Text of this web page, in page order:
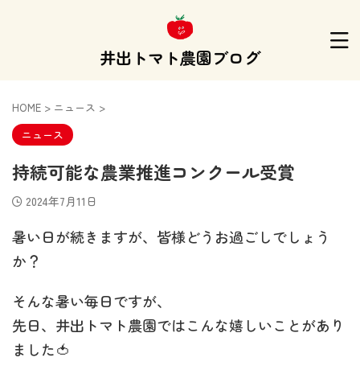
井出トマト農園ブログ
HOME > ニュース >
ニュース
持続可能な農業推進コンクール受賞
2024年7月11日
暑い日が続きますが、皆様どうお過ごしでしょう
か？
そんな暑い毎日ですが、
先日、井出トマト農園ではこんな嬉しいことがあり
ました🍅